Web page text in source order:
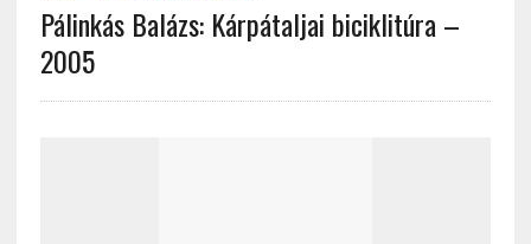
Pálinkás Balázs: Kárpátaljai biciklitúra –
2005